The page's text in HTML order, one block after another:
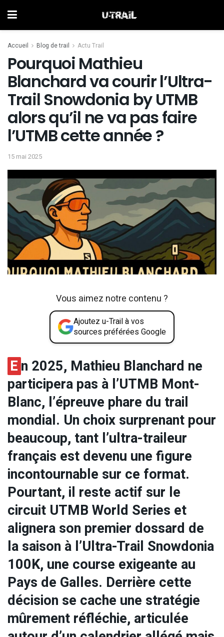
Accueil Blog de trail Actu Trail
Pourquoi Mathieu
Blanchard va courir l’Ultra-
Trail Snowdonia by UTMB
alors qu’il ne va pas faire
l’UTMB cette année ?
15 mai 2025
Vous aimez notre contenu ?
Ajoutez u-Trail à vos
sources préférées Google
E n 2025, Mathieu Blanchard ne
participera pas à l’UTMB Mont-
Blanc, l’épreuve phare du trail
mondial. Un choix surprenant pour
beaucoup, tant l’ultra-traileur
français est devenu une figure
incontournable sur ce format.
Pourtant, il reste actif sur le
circuit UTMB World Series et
alignera son premier dossard de
la saison à l’Ultra-Trail Snowdonia
100K, une course exigeante au
Pays de Galles. Derrière cette
décision se cache une stratégie
mûrement réfléchie, articulée